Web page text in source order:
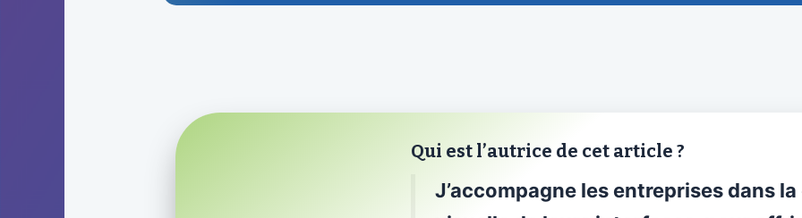
Qui est l’autrice de cet article ?
J’accompagne les entreprises dans